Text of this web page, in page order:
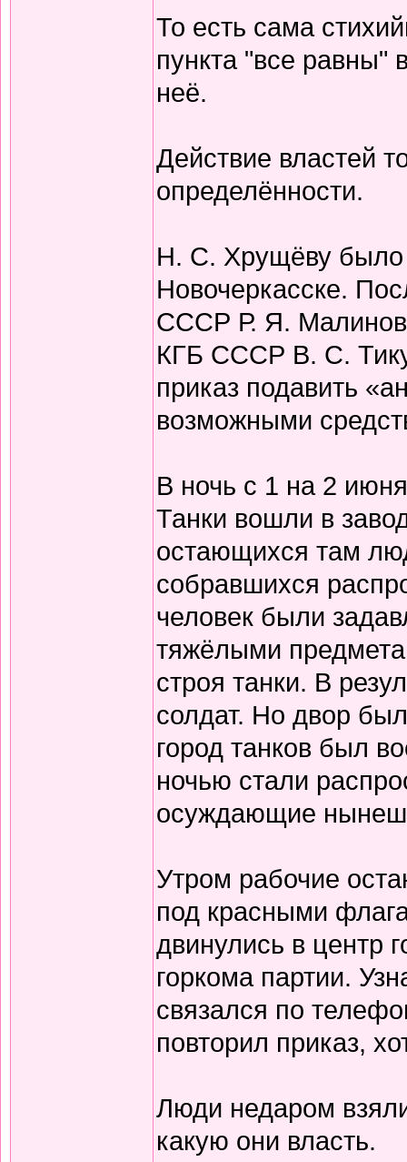
То есть сама
пункта "все равны"
неё.
Действие властей
определённости.
Н. С. Хрущёву было
Новочеркасске.
СССР Р. Я.
КГБ СССР В. С.
приказ подавить
возможными
В ночь с 1 на 2
Танки вошли в
остающихся там
собравшихся
человек были
тяжёлыми
строя танки. В
солдат. Но двор
город танков был
ночью стали
осуждающие
Утром рабочие
под красными
двинулись в центр
горкома партии.
связался по
повторил приказ,
Люди недаром
какую они власть.